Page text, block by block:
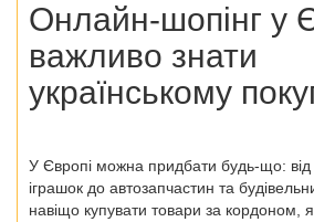
Онлайн-шопінг у
важливо знати
українському
У Європі можна придбати будь-що: від
іграшок до автозапчастин та
навіщо купувати товари за кордоном,